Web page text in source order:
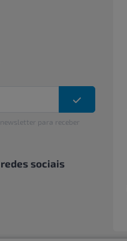
para receber
sociais